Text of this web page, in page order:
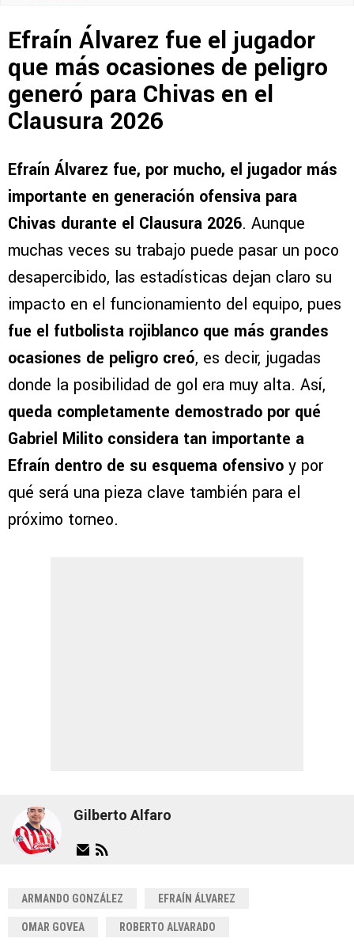
Efraín Álvarez fue el jugador
que más ocasiones de peligro
generó para Chivas en el
Clausura 2026
Efraín Álvarez fue, por mucho, el jugador más
importante en generación ofensiva para
Chivas durante el Clausura 2026. Aunque
muchas veces su trabajo puede pasar un poco
desapercibido, las estadísticas dejan claro su
impacto en el funcionamiento del equipo, pues
fue el futbolista rojiblanco que más grandes
ocasiones de peligro creó, es decir, jugadas
donde la posibilidad de gol era muy alta. Así,
queda completamente demostrado por qué
Gabriel Milito considera tan importante a
Efraín dentro de su esquema ofensivo y por
qué será una pieza clave también para el
próximo torneo.
Gilberto Alfaro
ARMANDO GONZÁLEZ EFRAÍN ÁLVAREZ
OMAR GOVEA ROBERTO ALVARADO